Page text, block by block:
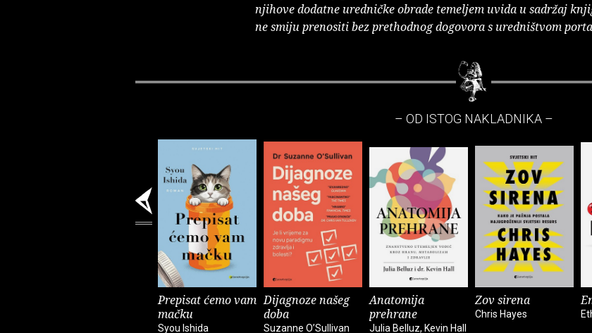
njihove dodatne uredničke obrade temeljem uvida u sadržaj
ne smiju prenositi bez prethodnog dogovora s uredništvom
– OD ISTOG NAKLADNIKA –
Prepisat ćemo vam
mačku
Syou Ishida
Dijagnoze našeg
doba
Suzanne O’Sullivan
Anatomija
prehrane
Julia Belluz, Kevin Hall
Zov sirena
Chris Hayes